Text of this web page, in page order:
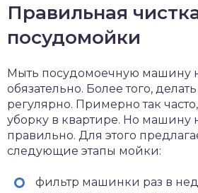
Правильная
посудомойки
Мыть посудомоечную машину
обязательно. Более того,
регулярно. Примерно так
уборку в квартире. Но
правильно. Для этого
следующие этапы мойки:
фильтр машинки раз в